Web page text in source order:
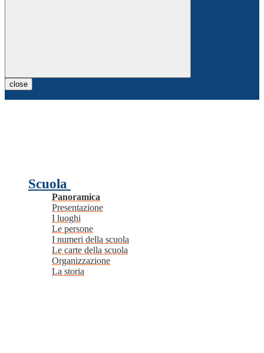
close
Scuola
Panoramica
Presentazione
I luoghi
Le persone
I numeri della scuola
Le carte della scuola
Organizzazione
La storia